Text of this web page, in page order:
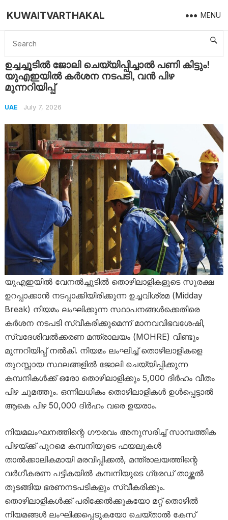
KUWAITVARTHAKAL MENU
Home UAE ഉച്ചച്ചൂടിൽ ജോലി ചെയ്യിപ്പിച്ചാൽ പണി കിട്ടും! യുഎഇയിൽ കർശന നടപടി, വൻ പിഴ മുന്നറിയിപ്പ്
ഉച്ചച്ചൂടിൽ ജോലി ചെയ്യിപ്പിച്ചാൽ പണി കിട്ടും!
യുഎഇയിൽ കർശന നടപടി, വൻ പിഴ
മുന്നറിയിപ്പ്
UAE July 7, 2026
യുഎഇയിൽ വേനൽച്ചൂടിൽ തൊഴിലാളികളുടെ സുരക്ഷ
ഉറപ്പാക്കാൻ നടപ്പാക്കിയിരിക്കുന്ന ഉച്ചവിശ്രമ (Midday
Break) നിയമം ലംഘിക്കുന്ന സ്ഥാപനങ്ങൾക്കെതിരെ
കർശന നടപടി സ്വീകരിക്കുമെന്ന് മാനവവിഭവശേഷി,
സ്വദേശിവൽക്കരണ മന്ത്രാലയം (MOHRE) വീണ്ടും
മുന്നറിയിപ്പ് നൽകി. നിയമം ലംഘിച്ച് തൊഴിലാളികളെ
തുറസ്സായ സ്ഥലങ്ങളിൽ ജോലി ചെയ്യിപ്പിക്കുന്ന
കമ്പനികൾക്ക് ഒരോ തൊഴിലാളിക്കും 5,000 ദിർഹം വീതം
പിഴ ചുമത്തും. ഒന്നിലധികം തൊഴിലാളികൾ ഉൾപ്പെട്ടാൽ
ആകെ പിഴ 50,000 ദിർഹം വരെ ഉയരാം.
നിയമലംഘനത്തിന്റെ ഗൗരവം അനുസരിച്ച് സാമ്പത്തിക
പിഴയ്ക്ക് പുറമെ കമ്പനിയുടെ ഫയലുകൾ
താൽക്കാലികമായി മരവിപ്പിക്കൽ, മന്ത്രാലയത്തിന്റെ
വർഗീകരണ പട്ടികയിൽ കമ്പനിയുടെ ഗ്രേഡ് താഴ്ത്തൽ
തുടങ്ങിയ ഭരണനടപടികളും സ്വീകരിക്കും.
തൊഴിലാളികൾക്ക് പരിക്കേൽക്കുകയോ മറ്റ് തൊഴിൽ
നിയമങ്ങൾ ലംഘിക്കപ്പെടുകയോ ചെയ്താൽ കേസ്